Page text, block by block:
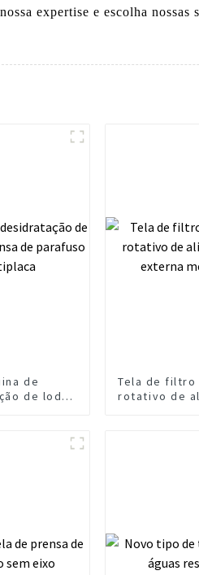
expertise e escolha nossas
de
de lodo
Tela de filtro
rotativo de